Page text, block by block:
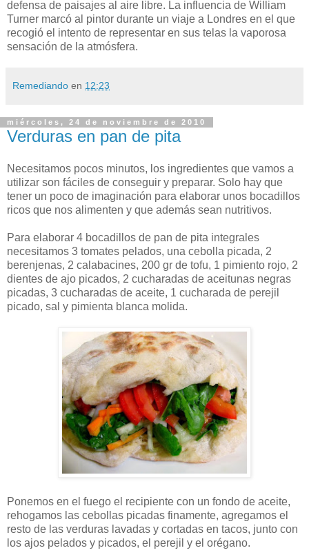
defensa de paisajes al aire libre. La influencia de William
Turner marcó al pintor durante un viaje a Londres en el que
recogió el intento de representar en sus telas la vaporosa
sensación de la atmósfera.
Remediando en 12:23
miércoles, 24 de noviembre de 2010
Verduras en pan de pita
Necesitamos pocos minutos, los ingredientes que vamos a
utilizar son fáciles de conseguir y preparar. Solo hay que
tener un poco de imaginación para elaborar unos bocadillos
ricos que nos alimenten y que además sean nutritivos.
Para elaborar 4 bocadillos de pan de pita integrales
necesitamos 3 tomates pelados, una cebolla picada, 2
berenjenas, 2 calabacines, 200 gr de tofu, 1 pimiento rojo, 2
dientes de ajo picados, 2 cucharadas de aceitunas negras
picadas, 3 cucharadas de aceite, 1 cucharada de perejil
picado, sal y pimienta blanca molida.
Ponemos en el fuego el recipiente con un fondo de aceite,
rehogamos las cebollas picadas finamente, agregamos el
resto de las verduras lavadas y cortadas en tacos, junto con
los ajos pelados y picados, el perejil y el orégano.